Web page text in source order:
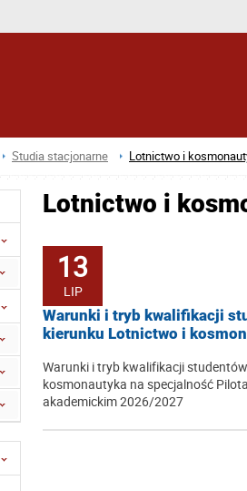
Studia stacjonarne Lotnictwo i
Lotnictwo i
13
LIP
Warunki i tryb kwalifikacji
kierunku Lotnictwo i
Warunki i tryb kwalifikacji
kosmonautyka na specjalność
akademickim 2026/2027